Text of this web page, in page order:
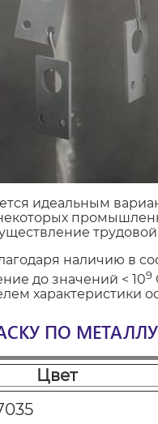
идеальным
наличию в
до значений < 109
ПО МЕТАЛЛУ
Цвет